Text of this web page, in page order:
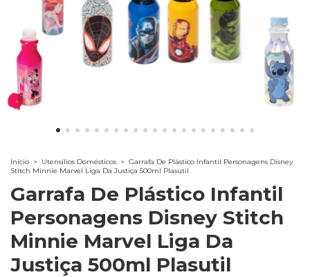
Início > Utensílios Domésticos > Garrafa De Plástico Infantil Personagens Disney
Stitch Minnie Marvel Liga Da Justiça 500ml Plasutil
Garrafa De Plástico Infantil
Personagens Disney Stitch
Minnie Marvel Liga Da
Justiça 500ml Plasutil